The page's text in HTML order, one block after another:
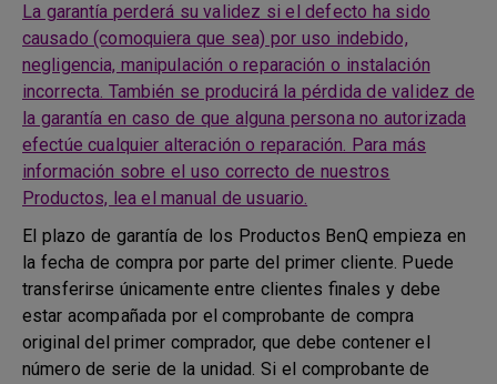
La garantía perderá su validez si el defecto ha sido
causado (comoquiera que sea) por uso indebido,
negligencia, manipulación o reparación o instalación
incorrecta. También se producirá la pérdida de validez de
la garantía en caso de que alguna persona no autorizada
efectúe cualquier alteración o reparación. Para más
información sobre el uso correcto de nuestros
Productos, lea el manual de usuario.
El plazo de garantía de los Productos BenQ empieza en
la fecha de compra por parte del primer cliente. Puede
transferirse únicamente entre clientes finales y debe
estar acompañada por el comprobante de compra
original del primer comprador, que debe contener el
número de serie de la unidad. Si el comprobante de